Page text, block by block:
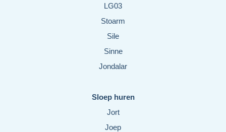
LG03
Stoarm
Sile
Sinne
Jondalar
Sloep huren
Jort
Joep